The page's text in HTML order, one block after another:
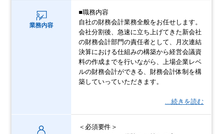
業務内容
■職務内容
自社の財務会計業務全般をお任せします。
会社分割後、急速に立ち上げてきた新会社
の財務会計部門の責任者として、月次連結
決算における仕組みの構築から経営会議資
料の作成までを行いながら、上場企業レベ
ルの財務会計ができる、財務会計体制を構
築していっていただきます。
…続きを読む
＜必須要件＞